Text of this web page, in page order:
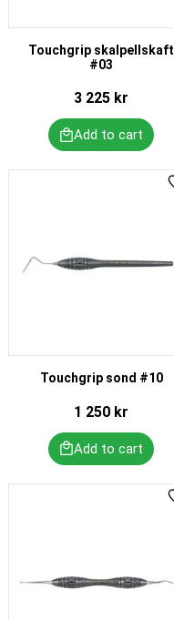
Touchgrip skalpellskaft
#03
3 225 kr
Touchgrip sond #10
1 250 kr